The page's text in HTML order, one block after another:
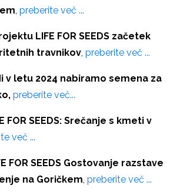
, preberite več ...
LIFE FOR SEEDS začetek
travnikov, preberite več ...
v letu 2024 nabiramo semena za
preberite več...
FOR SEEDS: Srečanje s kmeti v
več ...
FOR SEEDS Gostovanje razstave
na Goričkem, preberite več ...